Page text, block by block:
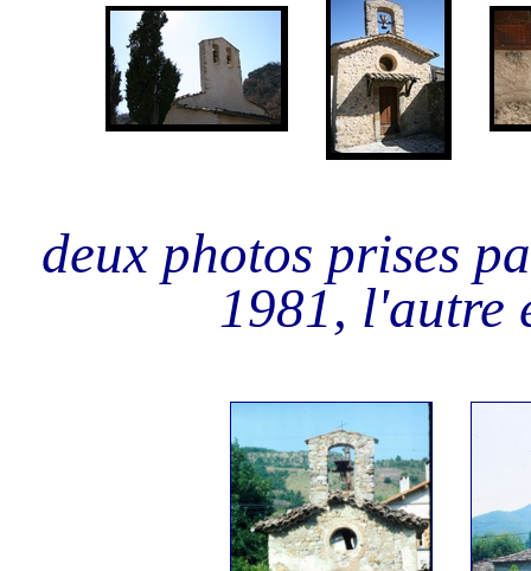
deux photos prises
1981, l'autre